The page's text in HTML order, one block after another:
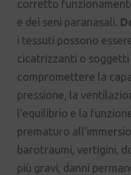
corretto
e dei seni paranasali.
i tessuti possono
cicatrizzanti o soggetti
compromettere la
pressione, la
l’equilibrio e la
prematuro
barotraumi, vertigini,
più gravi, danni